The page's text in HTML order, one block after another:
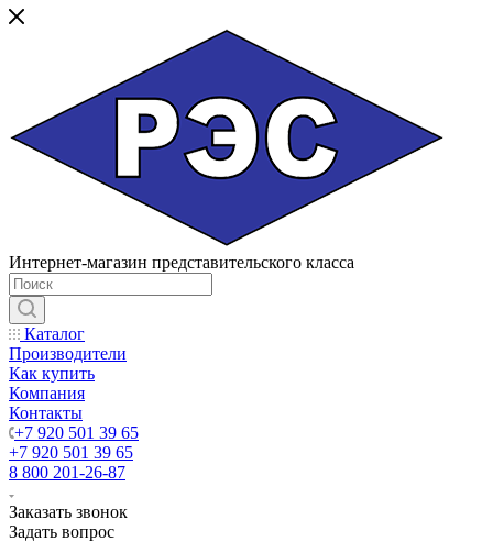
Интернет-магазин представительского класса
Каталог
Производители
Как купить
Компания
Контакты
+7 920 501 39 65
+7 920 501 39 65
8 800 201-26-87
Заказать звонок
Задать вопрос